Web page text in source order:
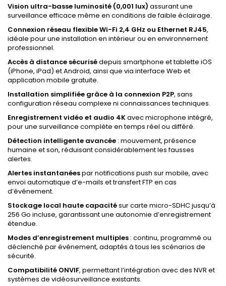
Vision ultra-basse luminosité (0,001 lux) assurant une
surveillance efficace même en conditions de faible éclairage.
Connexion réseau flexible Wi-Fi 2,4 GHz ou Ethernet RJ45,
idéale pour une installation en intérieur ou en environnement
professionnel.
Accès à distance sécurisédepuis smartphone et tablette iOS
(iPhone, iPad) et Android, ainsi que via interface Web et
application mobile gratuite.
Installation simplifiée grâce à la connexion P2P, sans
configuration réseau complexe ni connaissances techniques.
Enregistrement vidéo et audio 4Kavec microphone intégré,
pour une surveillance complète en temps réel ou différé.
Détection intelligente avancée : mouvement, présence
humaine et son, réduisant considérablement les fausses
alertes.
Alertes instantanéespar notifications push sur mobile, avec
envoi automatique d’e-mails et transfert FTP en cas
d’événement.
Stockage local haute capacitésur carte micro-SDHC jusqu’à
256 Go incluse, garantissant une autonomie d’enregistrement
étendue.
Modes d’enregistrement multiples : continu, programmé ou
déclenché par événement, adaptés à tous les scénarios de
sécurité.
Compatibilité ONVIF, permettant l’intégration avec des NVR et
systèmes de vidéosurveillance existants.